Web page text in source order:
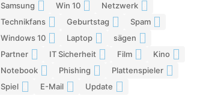
Samsung Win 10 Netzwerk
Technikfans Geburtstag Spam
Windows 10 Laptop sägen
Partner IT Sicherheit Film Kino
Notebook Phishing Plattenspieler
Spiel E-Mail Update